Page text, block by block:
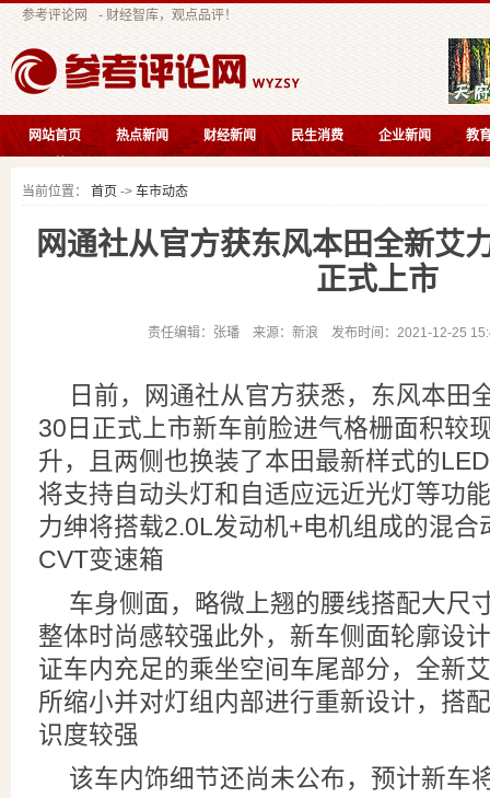
参考评论网 - 财经智库，观点品评！
网站首页 热点新闻 财经新闻 民生消费 企业新闻
教
当前位置：
首页 -> 车市动态
网通社从官方获东风本田全新艾
正式上市
责任编辑：张璠 来源：新浪 发布时间：2021-12-25
日前，网通社从官方获悉，东风本田
30日正式上市新车前脸进气格栅面积较
升，且两侧也换装了本田最新样式的
将支持自动头灯和自适应远近光灯等功
力绅将搭载2.0L发动机+电机组成的混
CVT变速箱
车身侧面，略微上翘的腰线搭配大尺
整体时尚感较强此外，新车侧面轮廓设
证车内充足的乘坐空间车尾部分，全新
所缩小并对灯组内部进行重新设计，搭
识度较强
该车内饰细节还尚未公布，预计新车